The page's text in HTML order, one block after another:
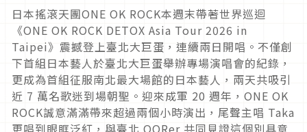
日本搖滾天團ONE OK ROCK本週末帶著世界巡迴
《ONE OK ROCK DETOX Asia Tour 2026 in
Taipei》震撼登上臺北大巨蛋，連續兩日開唱。不僅創
下首組日本藝人於臺北大巨蛋舉辦專場演唱會的紀錄，
更成為首組征服南北最大場館的日本藝人，兩天共吸引
近 7 萬名歌迷到場朝聖。迎來成軍 20 週年，ONE OK
ROCK誠意滿滿帶來超過兩個小時演出，尾聲主唱 Taka